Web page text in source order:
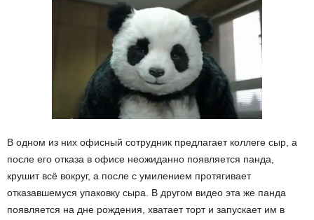
В одном из них офисный сотрудник предлагает коллеге сыр, а
после его отказа в офисе неожиданно появляется панда,
крушит всё вокруг, а после с умилением протягивает
отказавшемуся упаковку сыра. В другом видео эта же панда
появляется на дне рождения, хватает торт и запускает им в